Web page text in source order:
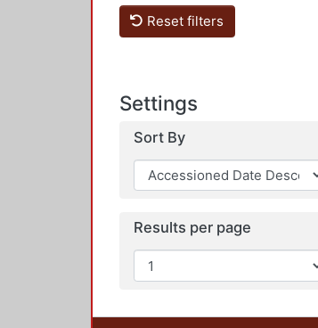
Reset filters
Settings
Sort By
Results per page